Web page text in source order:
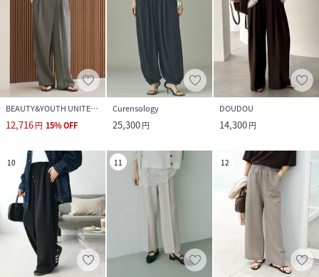
BEAUTY&YOUTH UNITED ARROWS
12,716円 15%OFF
Curensology
25,300円
DOUDOU
14,300円
10 11 12